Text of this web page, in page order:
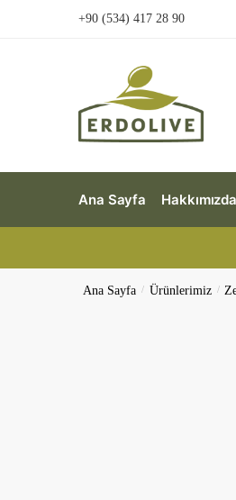
+90 (534) 417 28 90
Ana Sayfa Hakkımızda
Ana Sayfa / Ürünlerimiz /